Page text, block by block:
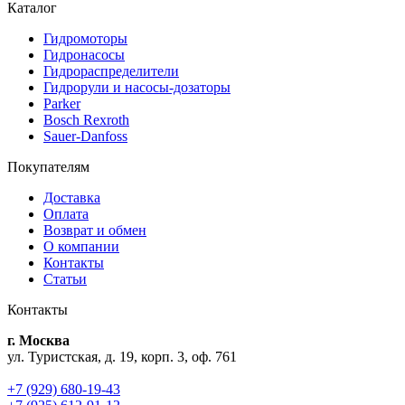
Каталог
Гидромоторы
Гидронасосы
Гидрораспределители
Гидрорули и насосы-дозаторы
Parker
Bosch Rexroth
Sauer-Danfoss
Покупателям
Доставка
Оплата
Возврат и обмен
О компании
Контакты
Статьи
Контакты
г. Москва
ул. Туристская, д. 19, корп. 3, оф. 761
+7 (929) 680-19-43